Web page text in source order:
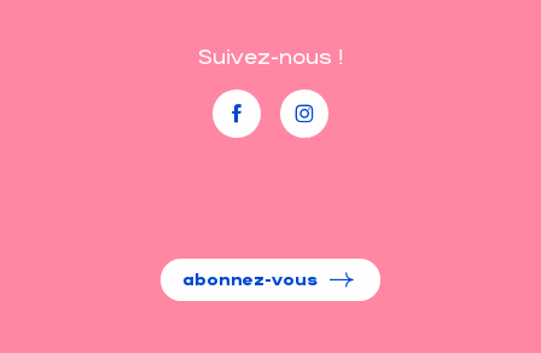
Suivez-nous !
abonnez-vous